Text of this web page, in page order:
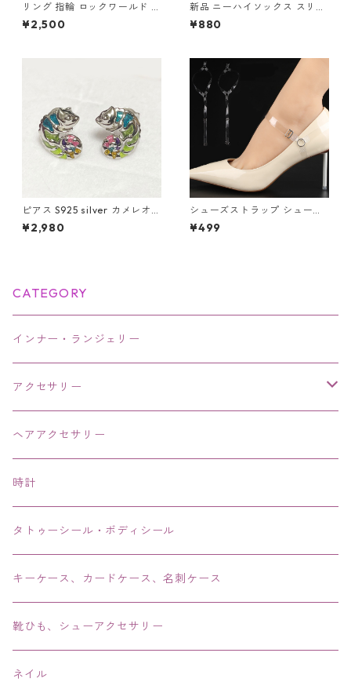
リング 指輪 ロックワールド パ
ンク ロック レタリング 鏡面
ユニセックス
¥2,500
新品 ニーハイソックス スリー
ラインボーダー タイツ ニーソ
ニーハイ 黒 白 ブラック ホワ
¥880
ピアス S925 silver カメレオン
爬虫類 カラフル レインボー シ
ルバー スタッド
¥2,980
シューズストラップ シューズ
バンド 透明 幅広 パンプスバン
ド クリア フック ワンタッチ
¥499
CATEGORY
インナー・ランジェリー
アクセサリー
ネックレス・チョーカー
ピアス・イヤリング・鼻ピアス
リング・指輪
ブレス・バングル・ブレスレット・腕輪
アンクレット
ヘアアクセサリー
時計
タトゥーシール・ボディシール
キーケース、カードケース、名刺ケース
靴ひも、シューアクセサリー
ネイル